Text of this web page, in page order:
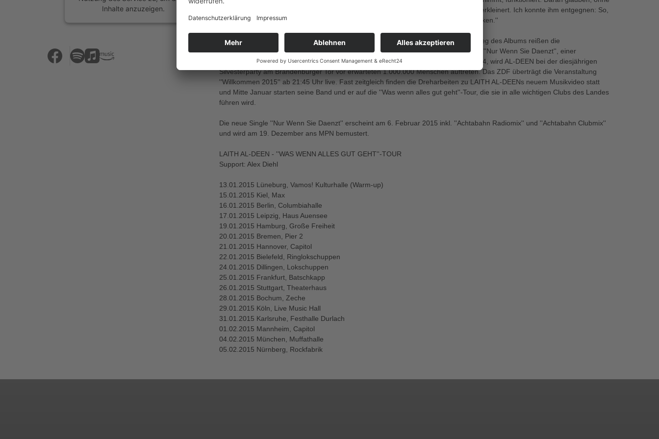
Inhalte anzuzeigen.
Akzeptieren
sich zu fragen, wie, wie sehr oder wann - das hat meinen inneren Zweifler ziemlich verkleinert. Ich konnte ihm entgegnen: So,
mein Freund, ich mach jetzt mein Ding - und du kannst nichts anderes tun, als zugucken.''
Und die begeisterten Resonanzen geben ihm Recht. Nach dem sensationellen Einstieg des Albums reißen die
Erfolgsmeldungen nicht ab: Mit seiner Anfang Februar erscheinenden zweiten Single ''Nur Wenn Sie Daenzt'', einer
energiegeladenen Hommage an Grönemeyers ''Musik nur, wenn sie laut ist'' von 1984, wird AL-DEEN bei der diesjährigen
Silvesterparty am Brandenburger Tor vor erwarteten 1.000.000 Menschen auftreten. Das ZDF überträgt die Veranstaltung
''Willkommen 2015'' ab 21:45 Uhr live. Fast zeitgleich finden die Dreharbeiten zu LAITH AL-DEENs neuem Musikvideo statt
und Mitte Januar starten seine Band und er auf die ''Was wenn alles gut geht''-Tour, die sie in alle wichtigen Clubs des Landes
führen wird.
Die neue Single ''Nur Wenn Sie Daenzt'' erscheint am 6. Februar 2015 inkl. ''Achtabahn Radiomix'' und ''Achtabahn Clubmix''
und wird am 19. Dezember ans MPN bemustert.
LAITH AL-DEEN - ''WAS WENN ALLES GUT GEHT''-TOUR
Support: Alex Diehl
13.01.2015 Lüneburg, Vamos! Kulturhalle (Warm-up)
15.01.2015 Kiel, Max
16.01.2015 Berlin, Columbiahalle
17.01.2015 Leipzig, Haus Auensee
19.01.2015 Hamburg, Große Freiheit
20.01.2015 Bremen, Pier 2
21.01.2015 Hannover, Capitol
22.01.2015 Bielefeld, Ringlokschuppen
24.01.2015 Dillingen, Lokschuppen
25.01.2015 Frankfurt, Batschkapp
26.01.2015 Stuttgart, Theaterhaus
28.01.2015 Bochum, Zeche
29.01.2015 Köln, Live Music Hall
31.01.2015 Karlsruhe, Festhalle Durlach
01.02.2015 Mannheim, Capitol
04.02.2015 München, Muffathalle
05.02.2015 Nürnberg, Rockfabrik